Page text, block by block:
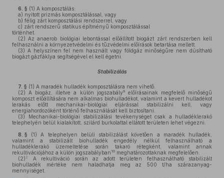
6. § (1) A komposztálás:
a) nyitott prizmás komposztálással, vagy
b) félig zárt komposztálási rendszerrel, vagy
c) zárt rendszerű statikus építményű komposztálással
történhet.
(2) Az anaerob biológiai lebontással előállított biogázt zárt rendszerben kell
felhasználni a környezetvédelmi és tűzvédelmi előírások betartása mellett.
(3) A helyszínen fel nem használt vagy földgáz minőségűre nem dúsítható
biogázt gázfáklya segítségével el kell égetni.
Stabilizálás
7. § (1) A maradék hulladék komposztálásra nem vihető.
(2) A biogáz, illetve a külön jogszabály9előírásainak megfelelő minőségű
komposzt előállítására nem alkalmas biohulladékot, valamint a kevert hulladékot
lerakás előtt mechanikai-biológiai eljárással stabilizálni kell, vagy
energiahordozóként történő felhasználását kell biztosítani.
(3) Mechanikai-biológiai stabilizálási tevékenységet csak a hulladéklerakó
telephelyén belül kialakított, szilárd burkolattal ellátott területen lehet végezni.
8. § (1)
A telephelyen belüli stabilizálást követően a maradék hulladék,
valamint a stabilizált biohulladék engedély nélkül felhasználható a
hulladéklerakó üzemeltetése során takaró rétegként, valamint annak
rekultivációjához a külön jogszabályban 10 meghatározottaknak megfelelően.
(2) 2
A rekultiváció során az adott területen felhasználható stabilizált
biohulladék mértéke nem haladhatja meg az 500 t/ha szárazanyag-
mennyiséget.